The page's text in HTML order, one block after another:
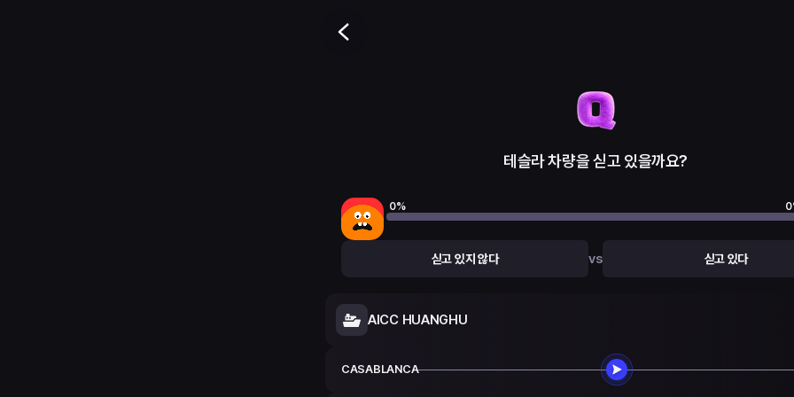
테슬라 차량을 싣고 있을까요?
0% 0
싣고 있지 않다 vs 싣고 있다
AICC HUANGHU
CASABLANCA